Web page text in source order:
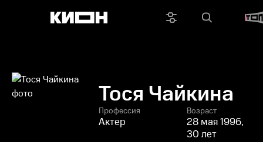
Тося Чайкина
Профессия
Актер
Возраст
28 мая 1996,
30 лет